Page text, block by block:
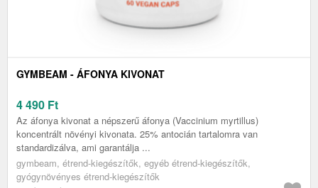
GYMBEAM - ÁFONYA KIVONAT
4 490 Ft
Az áfonya kivonat a népszerű áfonya (Vaccinium myrtillus)
koncentrált növényi kivonata. 25% antocián tartalomra van
standardizálva, ami garantálja ...
gymbeam, étrend-kiegészítők, egyéb étrend-kiegészítők,
gyógynövényes étrend-kiegészítők